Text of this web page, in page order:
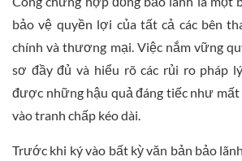
bảo vệ quyền lợi của tất cả các bên
chính và thương mại. Việc nắm vững
sơ đầy đủ và hiểu rõ các rủi ro pháp
được những hậu quả đáng tiếc như
vào tranh chấp kéo dài.
Trước khi ký vào bất kỳ văn bản bảo